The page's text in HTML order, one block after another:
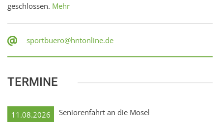
geschlossen. Mehr
sportbuero@hntonline.de
TERMINE
11.08.2026 Seniorenfahrt an die Mosel